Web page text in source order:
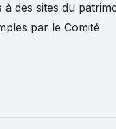
des sites du
par le Comité